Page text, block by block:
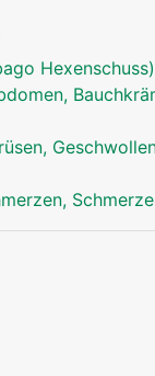
Hexenschuss)